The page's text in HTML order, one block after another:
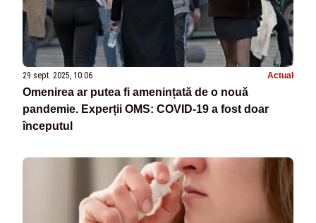
29 sept. 2025, 10:06 Actual
Omenirea ar putea fi amenințată de o nouă
pandemie. Experții OMS: COVID-19 a fost doar
începutul